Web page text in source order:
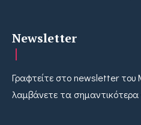
Newsletter
Γραφτείτε στο newsletter του
λαμβάνετε τα